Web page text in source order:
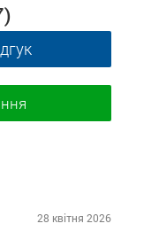
28 квітня 2026